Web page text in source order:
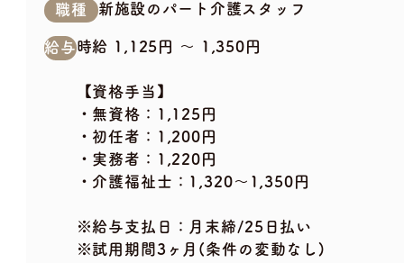
職種 新施設のパート介護スタッフ
給与時給 1,125円 〜 1,350円
【資格手当】
・無資格：1,125円
・初任者：1,200円
・実務者：1,220円
・介護福祉士：1,320～1,350円
※給与支払日：月末締/25日払い
※試用期間3ヶ月(条件の変動なし)